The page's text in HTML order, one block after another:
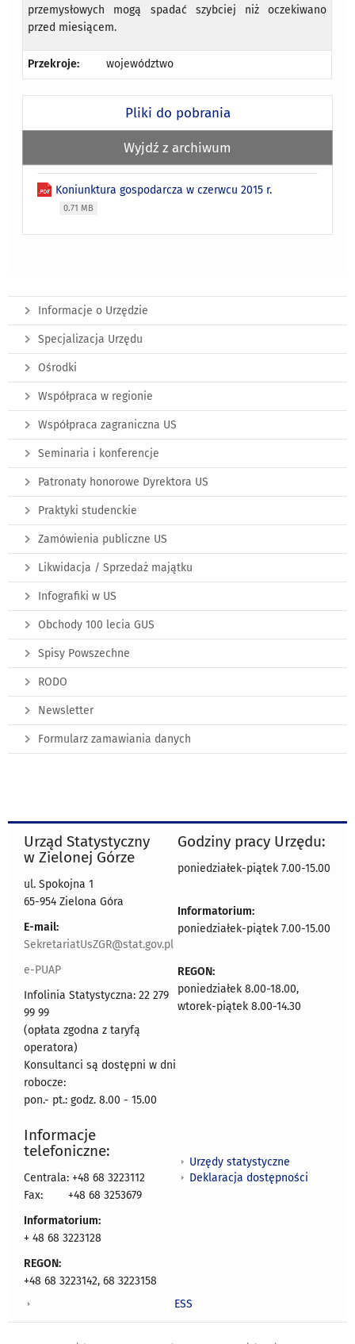
przemysłowych mogą spadać szybciej niż oczekiwano
przed miesiącem.
Przekroje: województwo
Pliki do pobrania
Wyjdź z archiwum
Koniunktura gospodarcza w czerwcu 2015 r.
0.71 MB
Informacje o Urzędzie
Specjalizacja Urzędu
Ośrodki
Współpraca w regionie
Współpraca zagraniczna US
Seminaria i konferencje
Patronaty honorowe Dyrektora US
Praktyki studenckie
Zamówienia publiczne US
Likwidacja / Sprzedaż majątku
Infografiki w US
Obchody 100 lecia GUS
Spisy Powszechne
RODO
Newsletter
Formularz zamawiania danych
Urząd Statystyczny
w Zielonej Górze
ul. Spokojna 1
65-954 Zielona Góra
E-mail:
SekretariatUsZGR@stat.gov.pl
e-PUAP
Infolinia Statystyczna: 22 279
99 99
(opłata zgodna z taryfą
operatora)
Konsultanci są dostępni w dni
robocze:
pon.- pt.: godz. 8.00 - 15.00
Godziny pracy Urzędu:
poniedziałek-piątek 7.00-15.00
Informatorium:
poniedziałek-piątek 7.00-15.00
REGON:
poniedziałek 8.00-18.00,
wtorek-piątek 8.00-14.30
Informacje
telefoniczne:
Centrala: +48 68 3223112
Fax:
+48 68 3253679
Informatorium:
+ 48 68 3223128
REGON:
+48 68 3223142, 68 3223158
Urzędy statystyczne
Deklaracja dostępności
ESS